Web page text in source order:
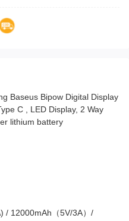
Baseus Bipow Digital Display
C , LED Display, 2 Way
lithium battery
/ 12000mAh（5V/3A）/